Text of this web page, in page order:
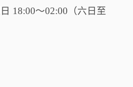
18:00～02:00（六日至